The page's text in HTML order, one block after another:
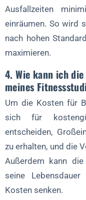
Ausfallzeiten
einräumen. So wird
nach hohen
maximieren.
4. Wie kann ich
meines
Um die Kosten für
sich für
entscheiden,
zu erhalten, und die
Außerdem kann
seine
Kosten senken.